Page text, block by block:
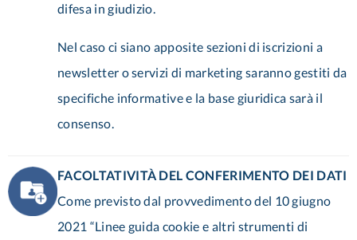
difesa in giudizio.
Nel caso ci siano apposite sezioni di iscrizioni a
newsletter o servizi di marketing saranno gestiti da
specifiche informative e la base giuridica sarà il
consenso.
FACOLTATIVITÀ DEL CONFERIMENTO DEI DATI
Come previsto dal provvedimento del 10 giugno
2021 “Linee guida cookie e altri strumenti di